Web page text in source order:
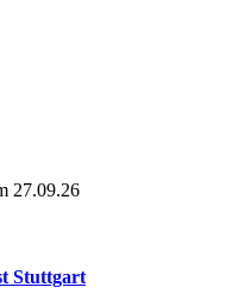
27.09.26
Stuttgart